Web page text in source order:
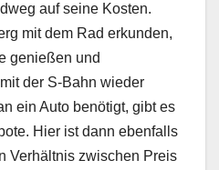
auf seine Kosten.
mit dem Rad erkunden,
genießen und
der S-Bahn wieder
ein Auto benötigt, gibt es
Hier ist dann ebenfalls
Verhältnis zwischen Preis